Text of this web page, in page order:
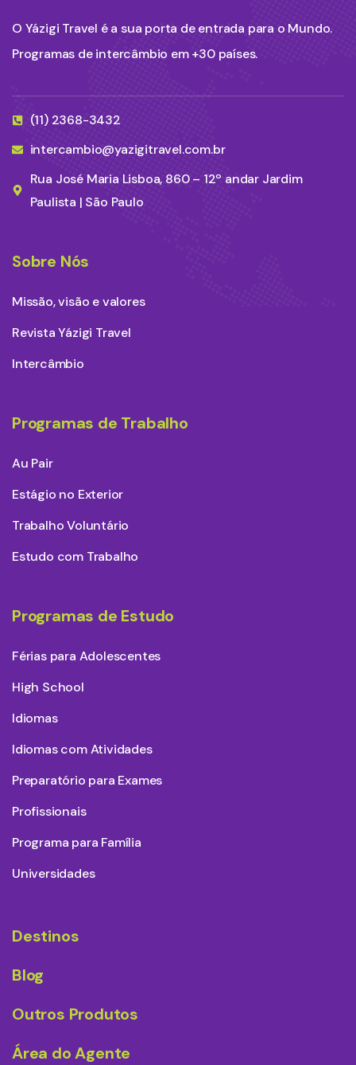
O Yázigi Travel é a sua porta de entrada para o Mundo.
Programas de intercâmbio em +30 países.
(11) 2368-3432
intercambio@yazigitravel.com.br
Rua José Maria Lisboa, 860 – 12º andar Jardim
Paulista | São Paulo
Sobre Nós
Missão, visão e valores
Revista Yázigi Travel
Intercâmbio
Programas de Trabalho
Au Pair
Estágio no Exterior
Trabalho Voluntário
Estudo com Trabalho
Programas de Estudo
Férias para Adolescentes
High School
Idiomas
Idiomas com Atividades
Preparatório para Exames
Profissionais
Programa para Família
Universidades
Destinos
Blog
Outros Produtos
Área do Agente